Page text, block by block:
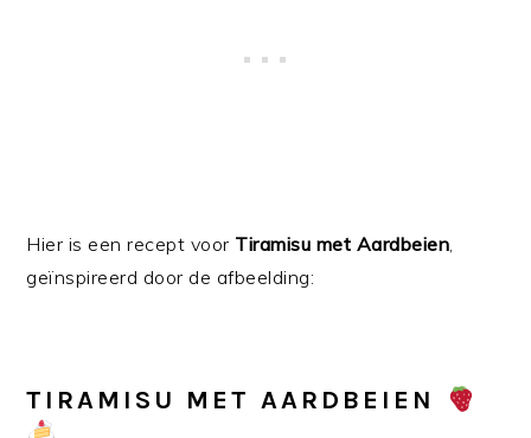
Hier is een recept voor Tiramisu met Aardbeien,
geïnspireerd door de afbeelding:
TIRAMISU MET AARDBEIEN